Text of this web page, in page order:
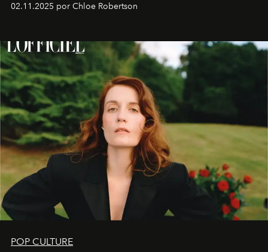
02.11.2025 por Chloe Robertson
POP CULTURE